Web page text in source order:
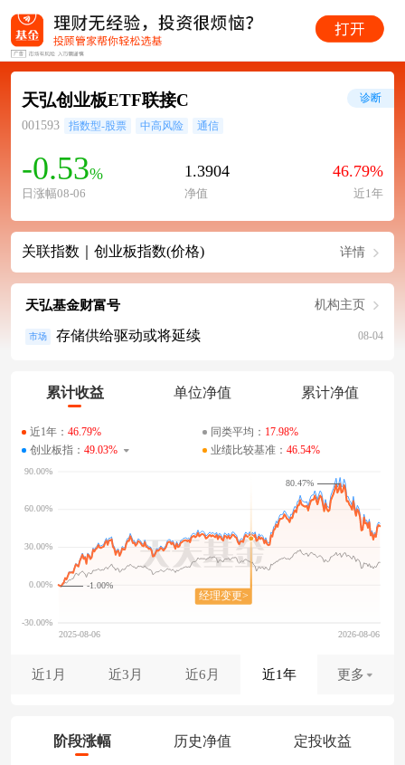
天弘创业板ETF联接C
001593 指数型-股票 中高风险 通信
-0.53%
日涨幅08-06
1.3904
净值
46.79%
近1年
诊断
关联指数｜创业板指数(价格) 详情
天弘基金财富号 机构主页
市场 存储供给驱动或将延续 08-04
累计收益 单位净值 累计净值
近1年： 46.79% 同类平均： 17.98%
创业板指： 49.03% 业绩比较基准： 46.54%
-1.00%
80.47%
近1月 近3月 近6月 近1年 更多
阶段涨幅 历史净值 定投收益